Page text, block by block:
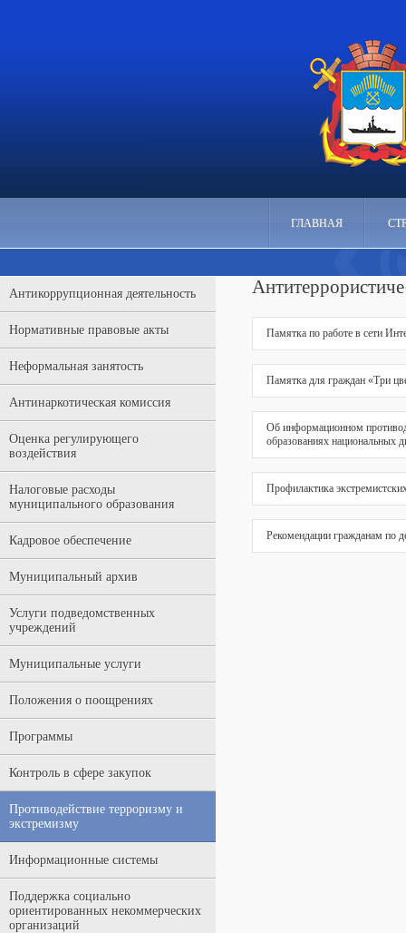
ГЛАВНАЯ
Антикоррупционная деятельность
Нормативные правовые акты
Неформальная занятость
Антинаркотическая комиссия
Оценка регулирующего
воздействия
Налоговые расходы
муниципального образования
Кадровое обеспечение
Муниципальный архив
Услуги подведомственных
учреждений
Муниципальные услуги
Положения о поощрениях
Программы
Контроль в сфере закупок
Противодействие терроризму и
экстремизму
Информационные системы
Поддержка социально
ориентированных некоммерческих
организаций
Памятка по работе в сети
Памятка для граждан «Три
Об информационном
образованиях национальных
Профилактика
Рекомендации гражданам по